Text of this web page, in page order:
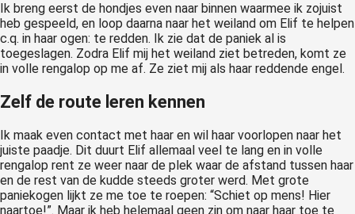
Ik breng eerst de hondjes even naar binnen waarmee ik zojuist
heb gespeeld, en loop daarna naar het weiland om Elif te helpen
c.q. in haar ogen: te redden. Ik zie dat de paniek al is
toegeslagen. Zodra Elif mij het weiland ziet betreden, komt ze
in volle rengalop op me af. Ze ziet mij als haar reddende engel.
Zelf de route leren kennen
Ik maak even contact met haar en wil haar voorlopen naar het
juiste paadje. Dit duurt Elif allemaal veel te lang en in volle
rengalop rent ze weer naar de plek waar de afstand tussen haar
en de rest van de kudde steeds groter werd. Met grote
paniekogen lijkt ze me toe te roepen: “Schiet op mens! Hier
naartoe!”. Maar ik heb helemaal geen zin om naar haar toe te